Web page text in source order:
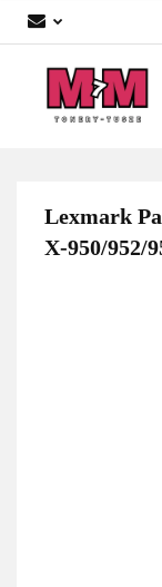
Lexmark
X-950/952/